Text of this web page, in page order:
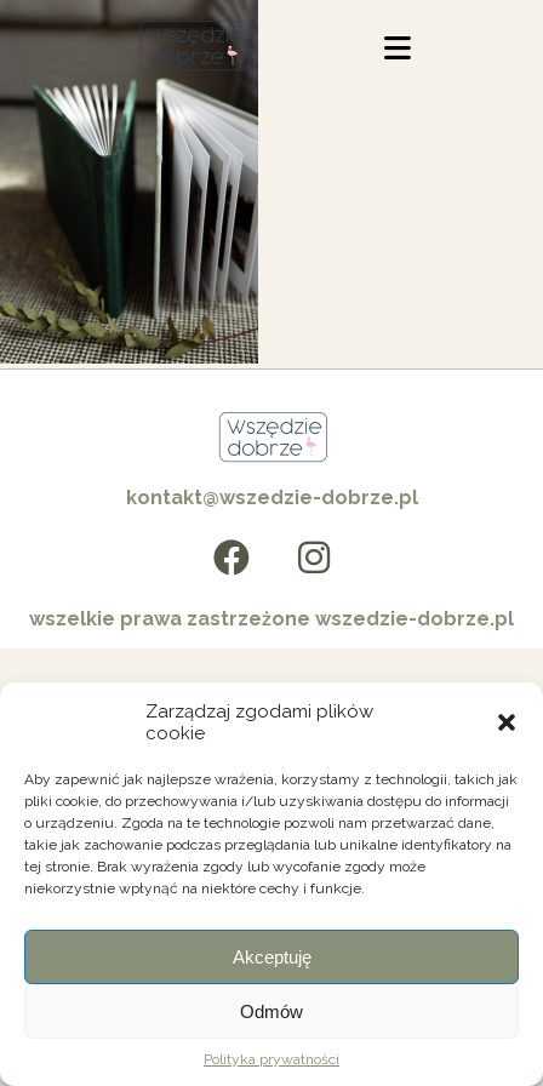
Zarządzaj zgodami plików
cookie
Aby zapewnić jak najlepsze wrażenia, korzystamy z technologii, takich jak
pliki cookie, do przechowywania i/lub uzyskiwania dostępu do informacji
o urządzeniu. Zgoda na te technologie pozwoli nam przetwarzać dane,
takie jak zachowanie podczas przeglądania lub unikalne identyfikatory na
tej stronie. Brak wyrażenia zgody lub wycofanie zgody może
niekorzystnie wpłynąć na niektóre cechy i funkcje.
Akceptuję
Odmów
Polityka prywatności
kontakt@wszedzie-dobrze.pl
wszelkie prawa zastrzeżone wszedzie-dobrze.pl